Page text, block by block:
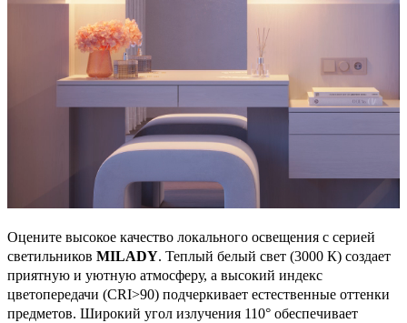
Оцените высокое качество локального освещения с серией
светильников MILADY. Теплый белый свет (3000 К) создает
приятную и уютную атмосферу, а высокий индекс
цветопередачи (CRI>90) подчеркивает естественные оттенки
предметов. Широкий угол излучения 110° обеспечивает